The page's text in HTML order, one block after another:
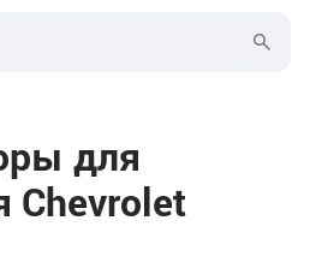
для
Chevrolet